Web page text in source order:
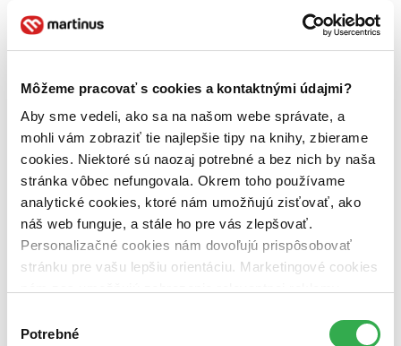
Môžeme pracovať s cookies a kontaktnými údajmi?
Aby sme vedeli, ako sa na našom webe správate, a
mohli vám zobraziť tie najlepšie tipy na knihy, zbierame
cookies. Niektoré sú naozaj potrebné a bez nich by naša
stránka vôbec nefungovala. Okrem toho používame
analytické cookies, ktoré nám umožňujú zisťovať, ako
náš web funguje, a stále ho pre vás zlepšovať.
Personalizačné cookies nám dovoľujú prispôsobovať
stránku pre vašu lepšiu orientáciu. Marketingové cookies
nám pomohlo, keby sme mohli používať všetky tieto
súhlasu
Potrebné
Dostupnosť
na centrálnom sklade (0 titulov)na centrálnom sklade
pripravujeme (0 titulov)pripravujeme
dostupná (bez vypredaných) (0 titulov)
dostupná (bez
vypredaných)
Nové / čítané
nová (0 titulov)nová
čítaná (0 titulov)čítaná
čítaná - výborný stav (0 titulov)čítaná - výborný stav
čítaná - mierne opotrebovaná (0 titulov)čítaná - mierne
opotrebovaná
čítané verzie vypredaných kníh (0 titulov)čítané verzie
vypredaných kníh